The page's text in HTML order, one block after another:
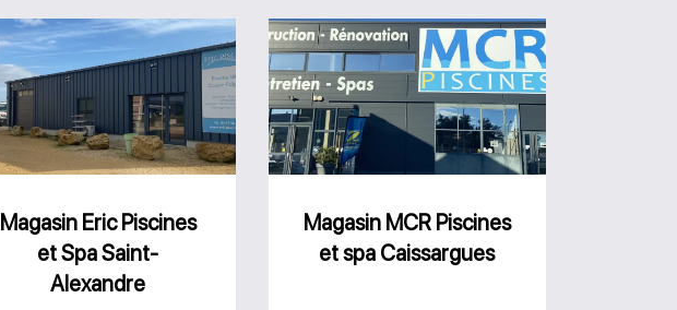
Magasin
Eric
Piscines
et
Spa
Saint-
Alexandre
Magasin Eric Piscines
et Spa Saint-
Alexandre
Magasin
MCR
Piscines
et
spa
Caissargues
Magasin MCR Piscines
et spa Caissargues